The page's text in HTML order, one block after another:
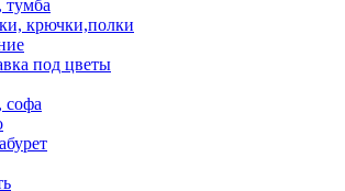
тумба
крючки,полки
под цветы
софа